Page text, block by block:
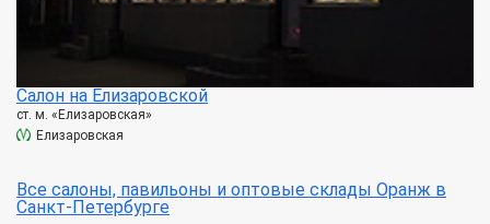
Салон на Елизаровской
ст. м. «Елизаровская»
Елизаровская
Все салоны, павильоны и оптовые склады Оранж в
Санкт-Петербурге